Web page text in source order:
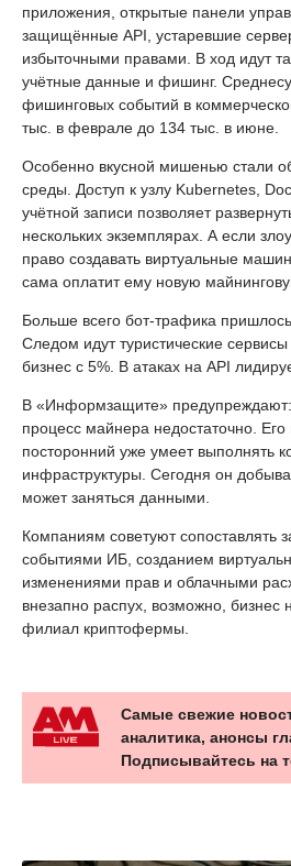
приложения, открытые панели
защищённые API, устаревшие
избыточными правами. В ход идут
учётные данные и фишинг.
фишинговых событий в
тыс. в феврале до 134 тыс. в июне.
Особенно вкусной мишенью стали
среды. Доступ к узлу Kubernetes,
учётной записи позволяет
нескольких экземплярах. А если
право создавать виртуальные
сама оплатит ему новую
Больше всего бот-трафика
Следом идут туристические
бизнес с 5%. В атаках на API
В «Информзащите» предупреждают:
процесс майнера недостаточно. Его
посторонний уже умеет выполнять
инфраструктуры. Сегодня он
может заняться данными.
Компаниям советуют сопоставлять
событиями ИБ, созданием
изменениями прав и облачными
внезапно распух, возможно, бизнес
филиал криптофермы.
Самые свежие
аналитика, анонсы
Подписывайтесь на